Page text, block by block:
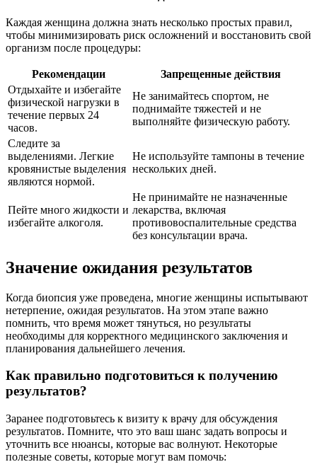
Каждая женщина должна знать несколько простых правил,
чтобы минимизировать риск осложнений и восстановить свой
организм после процедуры:
Рекомендации
Запрещенные действия
Отдыхайте и избегайте
физической нагрузки в
течение первых 24
часов.
Не занимайтесь спортом, не
поднимайте тяжестей и не
выполняйте физическую работу.
Следите за
выделениями. Легкие
кровянистые выделения
являются нормой.
Не используйте тампоны в течение
нескольких дней.
Пейте много жидкости и
избегайте алкоголя.
Не принимайте не назначенные
лекарства, включая
противовоспалительные средства
без консультации врача.
Значение ожидания результатов
Когда биопсия уже проведена, многие женщины испытывают
нетерпение, ожидая результатов. На этом этапе важно
помнить, что время может тянуться, но результаты
необходимы для корректного медицинского заключения и
планирования дальнейшего лечения.
Как правильно подготовиться к получению
результатов?
Заранее подготовьтесь к визиту к врачу для обсуждения
результатов. Помните, что это ваш шанс задать вопросы и
уточнить все нюансы, которые вас волнуют. Некоторые
полезные советы, которые могут вам помочь: